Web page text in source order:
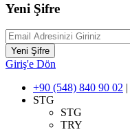
Yeni Şifre
Yeni Şifre
Giriş'e Dön
+90 (548) 840 90 02 |
STG
STG
TRY